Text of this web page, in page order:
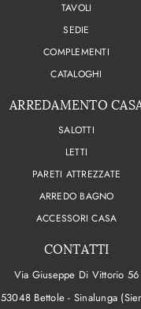
TAVOLI
SEDIE
COMPLEMENTI
CATALOGHI
ARREDAMENTO
SALOTTI
LETTI
PARETI ATTREZZATE
ARREDO BAGNO
ACCESSORI CASA
CONTATTI
Via Giuseppe Di Vittorio 56
53048 Bettole - Sinalunga